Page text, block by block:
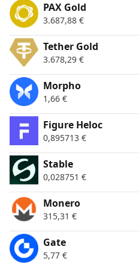
PAX Gold
3.687,88 €
Tether Gold
3.678,29 €
Morpho
1,66 €
Figure Heloc
0,895713 €
​​Stable
0,028751 €
Monero
315,31 €
Gate
5,77 €